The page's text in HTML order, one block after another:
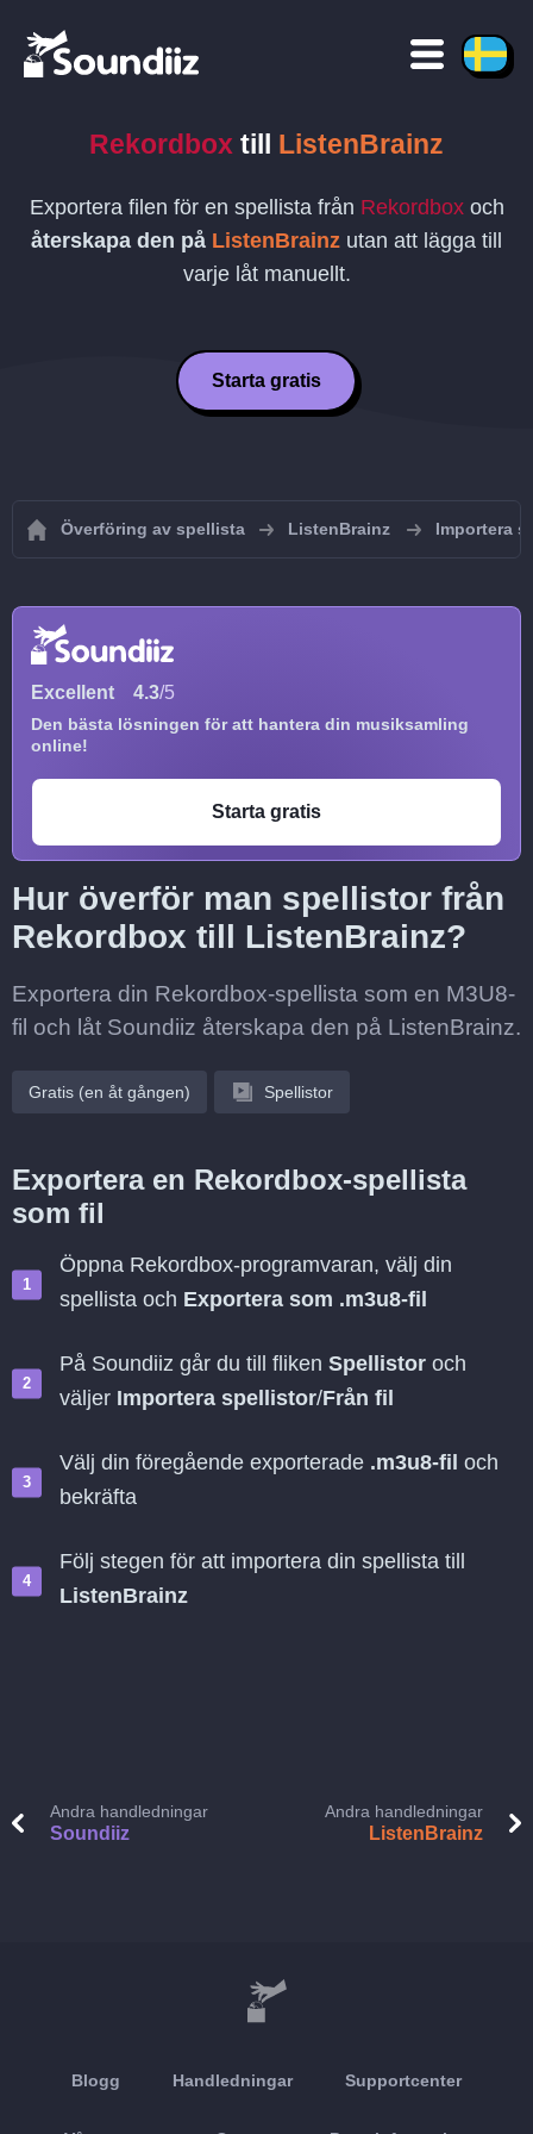
Rekordbox till ListenBrainz
Exportera filen för en spellista från Rekordboxoch
återskapa den på ListenBrainz utan att lägga till
varje låt manuellt.
Starta gratis
Överföring av spellista ListenBrainz Importera
Excellent 4.3/5
Den bästa lösningen för att hantera din musiksamling
online!
Starta gratis
Hur överför man spellistor från
Rekordbox till ListenBrainz?
Exportera din Rekordbox-spellista som en M3U8-
fil och låt Soundiiz återskapa den på ListenBrainz.
Gratis (en åt gången) Spellistor
Exportera en Rekordbox-spellista
som fil
Öppna Rekordbox-programvaran, välj din
spellista och Exportera som .m3u8-fil
På Soundiiz går du till fliken Spellistor och
väljer Importera spellistor/Från fil
Välj din föregående exporterade .m3u8-fil och
bekräfta
Följ stegen för att importera din spellista till
ListenBrainz
Andra handledningar
Soundiiz
Andra handledningar
ListenBrainz
Blogg Handledningar Supportcenter